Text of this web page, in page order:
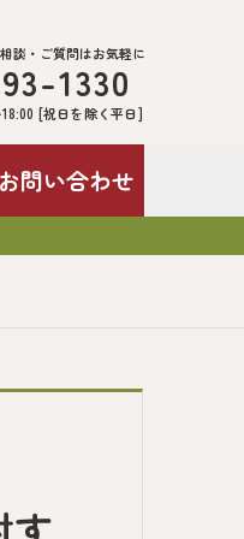
談・ご質問はお気軽に
1330
[祝日を除く平日]
お問い合わせ